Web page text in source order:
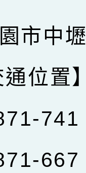
市中
通位置
741
667